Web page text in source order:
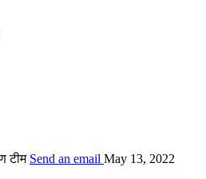
टीम Send an email May 13, 2022